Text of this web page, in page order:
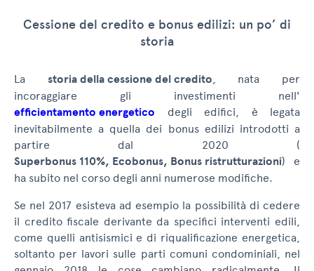
Cessione del credito e bonus edilizi: un po’ di
storia
La storia della cessione del credito, nata per
incoraggiare gli investimenti nell'
efficientamento energetico degli edifici, è legata
inevitabilmente a quella dei bonus edilizi introdotti a
partire dal 2020 (
Superbonus 110%, Ecobonus, Bonus ristrutturazioni) e
ha subito nel corso degli anni numerose modifiche.
Se nel 2017 esisteva ad esempio la possibilità di cedere
il credito fiscale derivante da specifici interventi edili,
come quelli antisismici e di riqualificazione energetica,
soltanto per lavori sulle parti comuni condominiali, nel